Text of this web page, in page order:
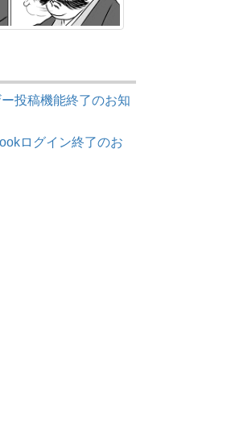
ー投稿機能終了のお知
ログイン終了のお